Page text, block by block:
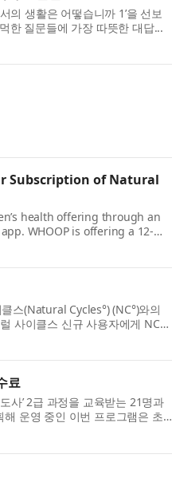
의 생활은 어떻습니까 1’을 선보
한 질문들에 가장 따뜻한 대답...
Subscription of Natural
health offering through an
WHOOP is offering a 12-
스(Natural Cycles°) (NC°)와의
사이클스 신규 사용자에게 NC°
료
사’ 2급 과정을 교육받는 21명과
해 운영 중인 이번 프로그램은 초